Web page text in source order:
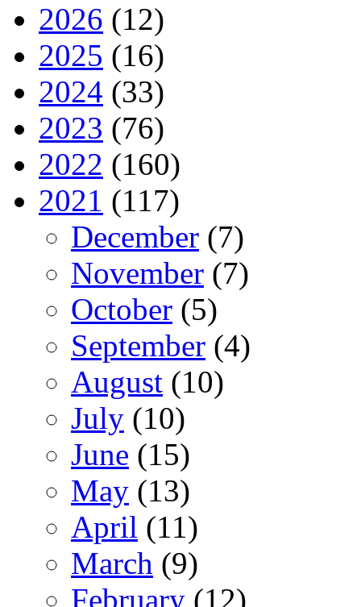
2026 (12)
2025 (16)
2024 (33)
2023 (76)
2022 (160)
2021 (117)
December (7)
November (7)
October (5)
September (4)
August (10)
July (10)
June (15)
May (13)
April (11)
March (9)
February (12)